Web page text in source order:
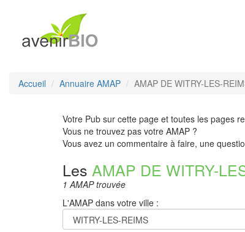
Accueil Annuaire AMAP AMAP DE WITRY-LES-
Votre Pub sur cette page et toutes les pages
Vous ne trouvez pas votre AMAP ?
Vous avez un commentaire à faire, une
Les AMAP DE WITRY-
1 AMAP trouvée
L'AMAP dans votre ville :